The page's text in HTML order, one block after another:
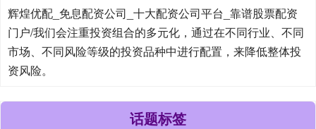
辉煌优配_免息配资公司_十大配资公司平台_靠谱股票配资
门户/我们会注重投资组合的多元化，通过在不同行业、不同
市场、不同风险等级的投资品种中进行配置，来降低整体投
资风险。
话题标签